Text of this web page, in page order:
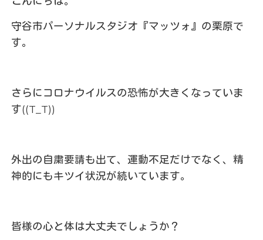
守谷市パーソナルスタジオ『マッツォ』の栗原で
す。
さらにコロナウイルスの恐怖が大きくなっていま
す((T_T))
外出の自粛要請も出て、運動不足だけでなく、精
神的にもキツイ状況が続いています。
皆様の心と体は大丈夫でしょうか？